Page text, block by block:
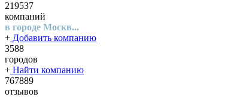
219537
компаний
в городе Москв...
+ Добавить компанию
3588
городов
+ Найти компанию
767889
отзывов